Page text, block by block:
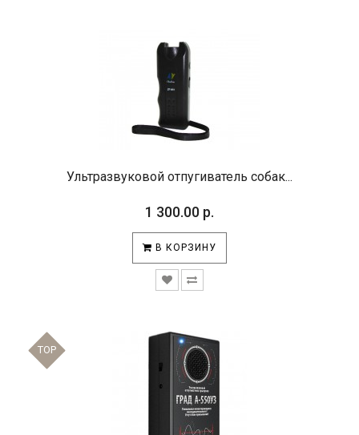
Ультразвуковой отпугиватель собак...
1 300.00 р.
В КОРЗИНУ
TOP